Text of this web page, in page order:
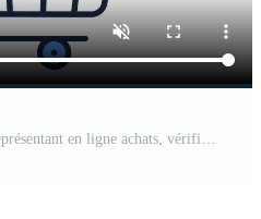
achats Chariot Animé icône représentant en ligne achats, vérifier, et boutique achats Vidéo Pro